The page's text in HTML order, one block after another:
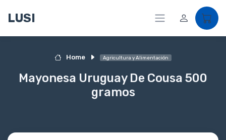
LUSI
Home Agricultura y Alimentación
Mayonesa Uruguay De Cousa 500
gramos